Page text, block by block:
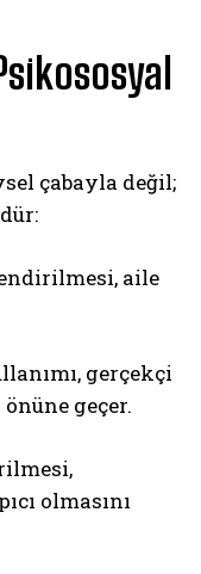
çabayla değil;
aile
gerçekçi
geçer.
olmasını